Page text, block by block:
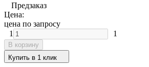
Предзаказ
Цена:
цена по запросу
1
1
В корзину
Купить в 1 клик